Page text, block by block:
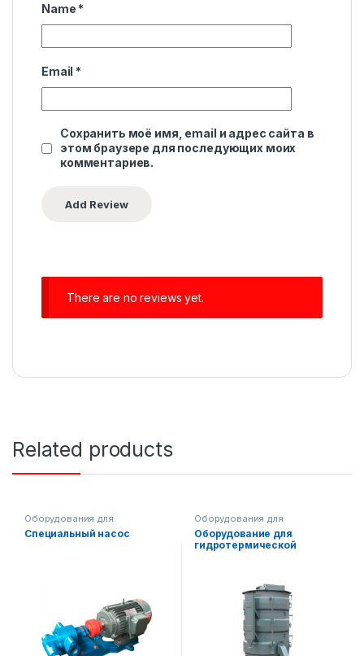
Name *
Email *
Сохранить моё имя, email и адрес сайта в
этом браузере для последующих моих
комментариев.
There are no reviews yet.
Related products
Оборудования для
производства масла
Специальный насос
Оборудования для
производства масла
Оборудование для
гидротермической